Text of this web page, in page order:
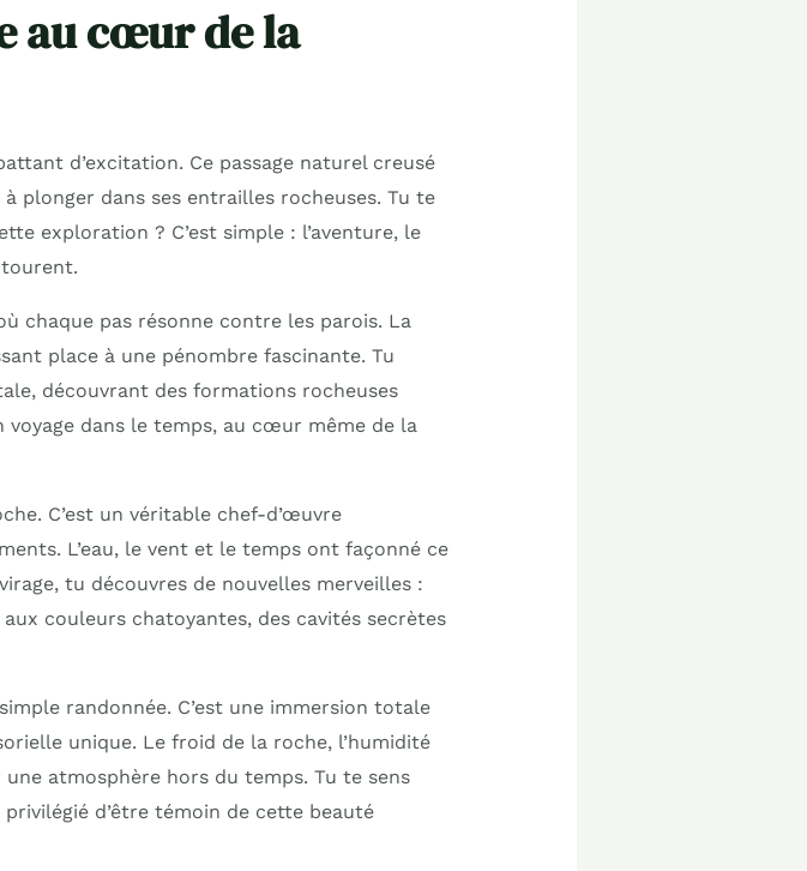
au cœur de la
d’excitation. Ce passage naturel creusé
plonger dans ses entrailles rocheuses. Tu te
exploration ? C’est simple : l’aventure, le
chaque pas résonne contre les parois. La
place à une pénombre fascinante. Tu
découvrant des formations rocheuses
voyage dans le temps, au cœur même de la
C’est un véritable chef-d’œuvre
L’eau, le vent et le temps ont façonné ce
tu découvres de nouvelles merveilles :
couleurs chatoyantes, des cavités secrètes
randonnée. C’est une immersion totale
unique. Le froid de la roche, l’humidité
atmosphère hors du temps. Tu te sens
d’être témoin de cette beauté